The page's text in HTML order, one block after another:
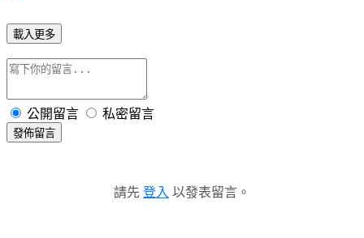
載入更多
公開留言 私密留言
發佈留言
請先 登入 以發表留言。